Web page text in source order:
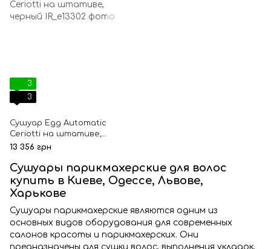
3
3
Сушуар Egg Automatic
Ceriotti на штативе,
черный
13 356 грн
Сушуары парикмахерские для волос
купить в Киеве, Одессе, Львове,
Харькове
Сушуары парикмахерские являются одним из
основных видов оборудования для современных
салонов красоты и парикмахерских. Они
предназначены для сушки волос, выполнения укладок,